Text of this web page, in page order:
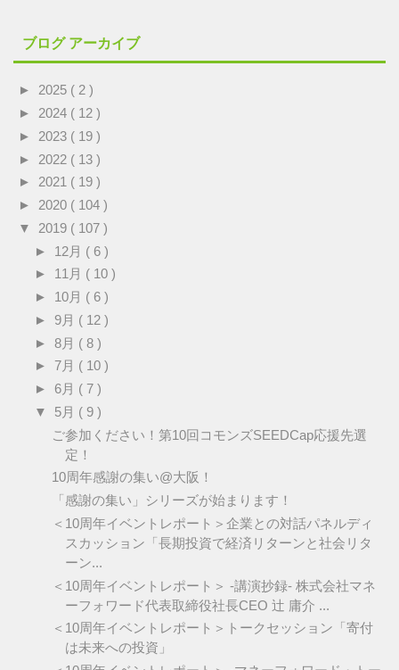
ブログ アーカイブ
► 2025 ( 2 )
► 2024 ( 12 )
► 2023 ( 19 )
► 2022 ( 13 )
► 2021 ( 19 )
► 2020 ( 104 )
▼ 2019 ( 107 )
► 12月 ( 6 )
► 11月 ( 10 )
► 10月 ( 6 )
► 9月 ( 12 )
► 8月 ( 8 )
► 7月 ( 10 )
► 6月 ( 7 )
▼ 5月 ( 9 )
ご参加ください！第10回コモンズSEEDCap応援先選
定！
10周年感謝の集い@大阪！
「感謝の集い」シリーズが始まります！
＜10周年イベントレポート＞企業との対話パネルディ
スカッション「長期投資で経済リターンと社会リタ
ーン...
＜10周年イベントレポート＞ -講演抄録- 株式会社マネ
ーフォワード代表取締役社長CEO 辻 庸介 ...
＜10周年イベントレポート＞トークセッション「寄付
は未来への投資」